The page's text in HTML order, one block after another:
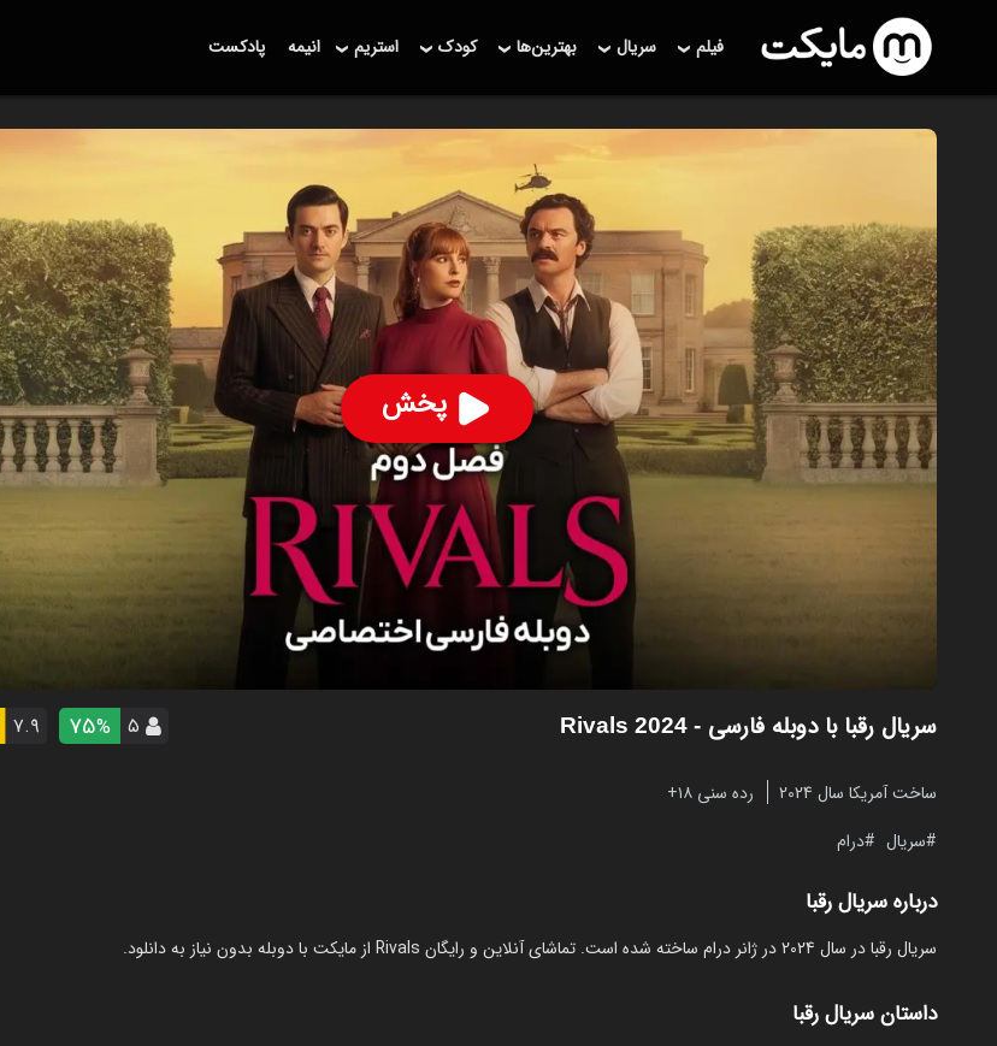
فیلم سریال بهترین‌ها کودک استریم انیمه پادکست
پخش
سریال رقبا با دوبله فارسی - Rivals 2024 ۵ 75% ۷.۹
ساخت آمریکا سال 2024
رده سنی ۱۸+
سریال
درام
درباره سریال رقبا
سریال رقبا در سال 2024 در ژانر درام ساخته شده است. تماشای آنلاین و رایگان Rivals از مایکت با دوبله بدون نیاز به دانلود.
داستان سریال رقبا